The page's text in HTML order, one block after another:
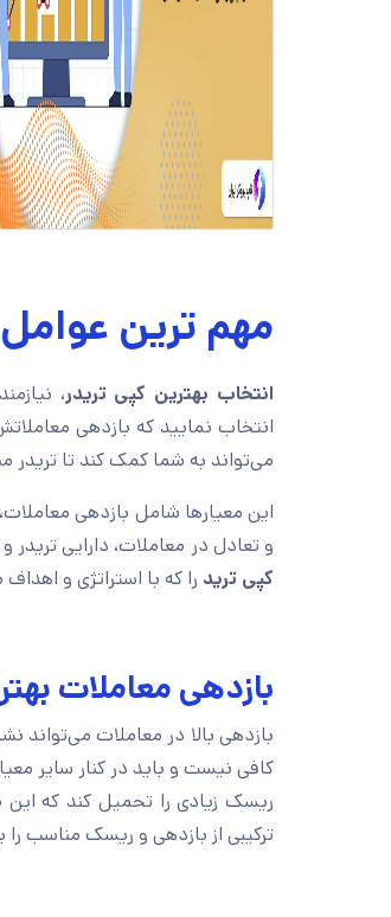
مهم ترین
انتخاب بهترین کپی تریدر،
انتخاب نمایید که بازدهی
می‌تواند به شما کمک کند تا تریدر
این معیارها شامل بازدهی
و تعادل در معاملات، دارایی
کپی ترید را که با استراتژی و
بازدهی معاملات
بازدهی بالا در معاملات می‌تواند
کافی نیست و باید در کنار سایر
ریسک زیادی را تحمیل کند که این
ترکیبی از بازدهی و ریسک مناسب را